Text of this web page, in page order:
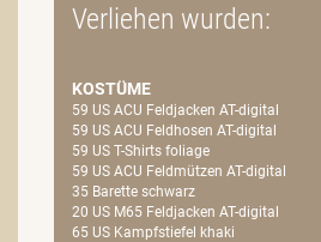
Verliehen wurden:
KOSTÜME
59 US ACU Feldjacken AT-digital
59 US ACU Feldhosen AT-digital
59 US T-Shirts foliage
59 US ACU Feldmützen AT-digital
35 Barette schwarz
20 US M65 Feldjacken AT-digital
65 US Kampfstiefel khaki